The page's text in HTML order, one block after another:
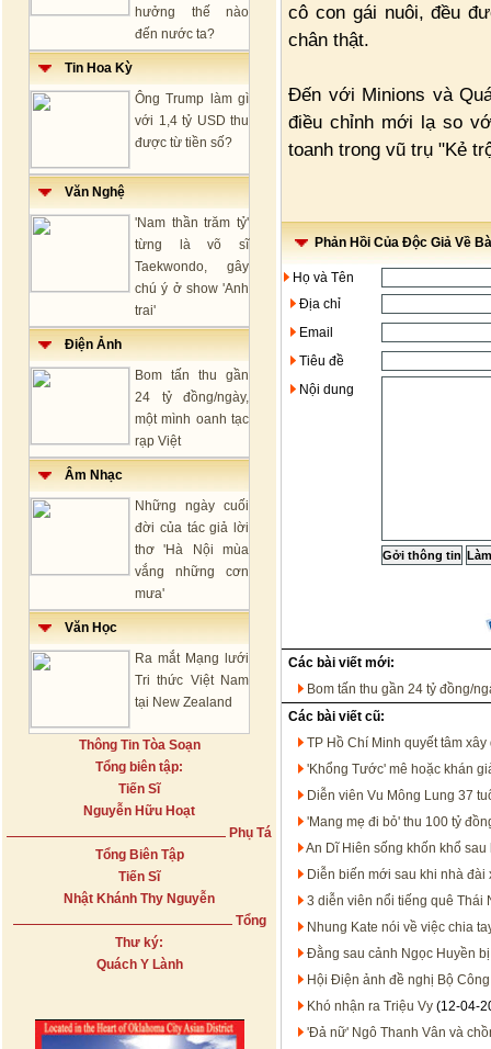
hưởng thế nào
đến nước ta?
Tin Hoa Kỳ
Ông Trump làm gì
với 1,4 tỷ USD thu
được từ tiền số?
Văn Nghệ
'Nam thần trăm tỷ'
từng là võ sĩ
Taekwondo, gây
chú ý ở show 'Anh
trai'
Điện Ảnh
Bom tấn thu gần
24 tỷ đồng/ngày,
một mình oanh tạc
rạp Việt
Âm Nhạc
Những ngày cuối
đời của tác giả lời
thơ 'Hà Nội mùa
vắng những cơn
mưa'
Văn Học
Ra mắt Mạng lưới
Tri thức Việt Nam
tại New Zealand
Thông Tin Tòa Soạn
Tổng biên tập:
Tiến Sĩ
Nguyễn Hữu Hoạt
Phụ Tá
Tổng Biên Tập
Tiến Sĩ
Nhật Khánh Thy Nguyễn
Tổng
Thư ký:
Quách Y Lành
cô con gái nuôi, đều
chân thật.
Đến với Minions và
điều chỉnh mới lạ so
toanh trong vũ trụ "Kẻ
Phản Hồi Của Độc Giả Về
Họ và Tên
Địa chỉ
Email
Tiêu đề
Nội dung
Các bài viết mới:
Bom tấn thu gần 24 tỷ đồng/
Các bài viết cũ:
TP Hồ Chí Minh quyết tâm
'Khổng Tước' mê hoặc khán
Diễn viên Vu Mông Lung 37
'Mang mẹ đi bỏ' thu 100 tỷ
An Dĩ Hiên sống khốn khổ
Diễn biến mới sau khi nhà
3 diễn viên nổi tiếng quê Thái
Nhung Kate nói về việc chia
Đằng sau cảnh Ngọc Huyền
Hội Điện ảnh đề nghị Bộ
Khó nhận ra Triệu Vy (12-04-
'Đả nữ' Ngô Thanh Vân và